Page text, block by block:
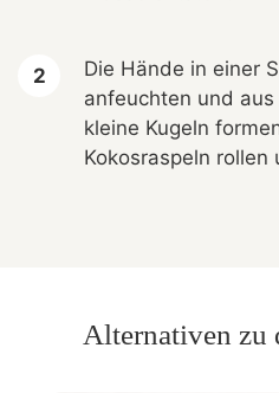
Die Hände in einer
anfeuchten und
kleine Kugeln
Kokosraspeln rollen
Alternativen zu